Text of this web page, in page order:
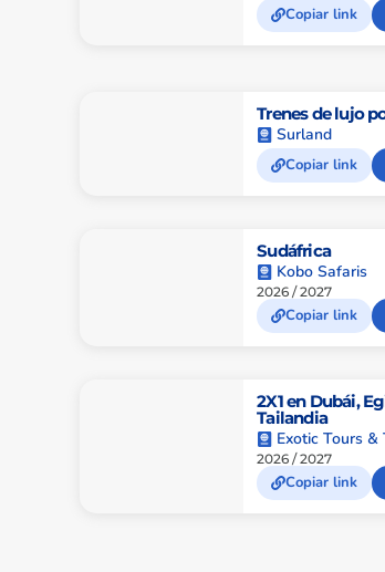
Copiar link
Trenes de lujo
Surland
Copiar link
Sudáfrica
Kobo Safaris
2026 / 2027
Copiar link
2X1 en Dubái,
Tailandia
Exotic Tours &
2026 / 2027
Copiar link